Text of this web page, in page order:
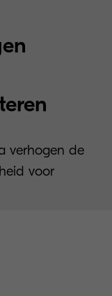
verhogen de
voor